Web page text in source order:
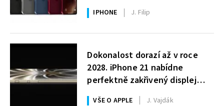
IPHONE J. Filip
Dokonalost dorazí až v roce
2028. iPhone 21 nabídne
perfektně zakřivený displej
i 200MPx foťák
VŠE O APPLE J. Vajdák